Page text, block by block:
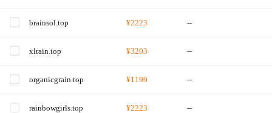
brainsol.top ¥2223 --
xlrain.top ¥3203 --
organicgrain.top ¥1199 --
rainbowgirls.top ¥2223 --